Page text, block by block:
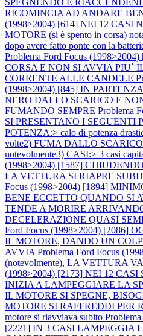
RICOMINCIA AD ANDARE
(1998>2004) [614] NEI 12 CASI
MOTORE (si è spento in corsa)
dopo avere fatto ponte con la
Problema Ford Focus
CORSA E NON SI AVVIA PIU`
CORRENTE ALLE CANDELE
(1998>2004) [845] IN
NERO DALLO SCARICO E
FUMANDO SEMPRE Problema
SI PRESENTANO I SEGUENTI
POTENZA:> calo di potenza
volte2) FUMA DALLO
notevolmente3) CASI:> 3 casi
(1998>2004) [1587]
LA VETTURA SI RIAPRE
Focus (1998>2004) [1894]
BENE ECCETTO QUANDO SI
TENDE A MORIRE
DECELERAZIONE QUASI
Ford Focus (1998>2004) [2086]
IL MOTORE, DANDO UN
AVVIA Problema Ford Focus
(notevolmente), LA VETTURA
(1998>2004) [2173] NEI 12
INIZIA A LAMPEGGIARE LA
IL MOTORE SI SPEGNE,
MOTORE SI RAFFREDDI PER
motore si riavviava subito
[2221] IN 3 CASI LAMPEGGIA